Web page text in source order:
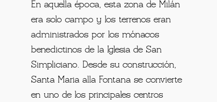
En aquella época, esta zona de Milán
era solo campo y los terrenos eran
administrados por los mónacos
benedictinos de la Iglesia de San
Simpliciano. Desde su construcción,
Santa Maria alla Fontana se convierte
en uno de los principales centros